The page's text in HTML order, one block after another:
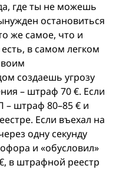
где ты не можешь
остановиться
же самое, что и
в самом легком
создаешь угрозу
– штраф 70 €. Если
– штраф 80–85 € и
Если въехал на
одну секунду
и «обусловил»
в штрафной реестр